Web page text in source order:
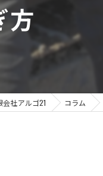
方
社アルゴ21 コラム